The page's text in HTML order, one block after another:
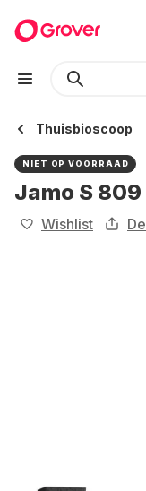
Thuisbioscoop
NIET OP VOORRAAD
Jamo S
Wishlist